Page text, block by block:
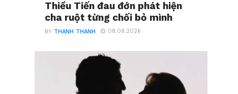
Thiều Tiến đau đớn phát hiện
cha ruột từng chối bỏ mình
BY THANH THANH 08.08.2026